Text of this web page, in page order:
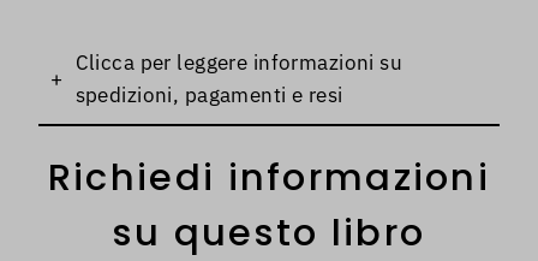
+
Clicca per leggere informazioni su
spedizioni, pagamenti e resi
Richiedi informazioni
su questo libro